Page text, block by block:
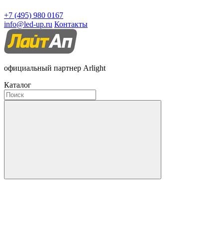
+7 (495) 980 0167
info@led-up.ru Контакты
официальный партнер Arlight
Каталог